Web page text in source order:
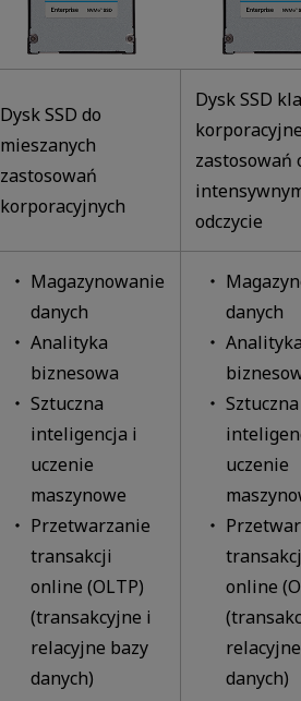
Dysk SSD do
mieszanych
zastosowań
korporacyjnych
Dysk SSD
zastosowań
odczycie
Magazynowanie
danych
Analityka
biznesowa
Sztuczna
inteligencja i
uczenie
maszynowe
Przetwarzanie
transakcji
online (OLTP)
(transakcyjne i
relacyjne bazy
danych)
danych
Sztuczna
uczenie
online
danych)